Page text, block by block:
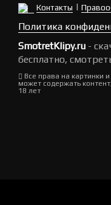
Контакты |
Политика
SmotretKlipy.ru -
бесплатно,
Все права на картинки
может содержать
18 лет